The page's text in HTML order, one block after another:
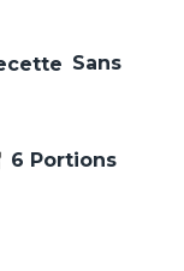
Sans
6 Portions